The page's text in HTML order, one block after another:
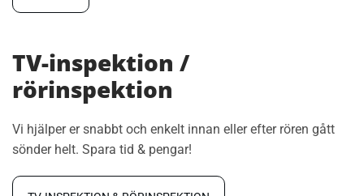
TV-inspektion /
rörinspektion
Vi hjälper er snabbt och enkelt innan eller efter rören gått
sönder helt. Spara tid & pengar!